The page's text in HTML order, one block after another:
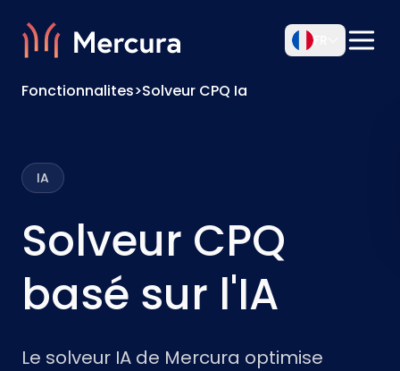
Fonctionnalites>Solveur CPQ Ia
IA
Solveur CPQ
basé sur l'IA
Le solveur IA de Mercura optimise